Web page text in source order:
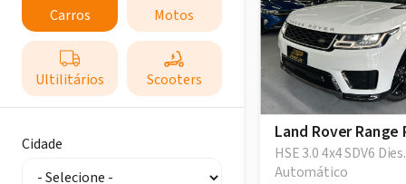
Carros Motos
Ultilitários Scooters
Cidade
Land Rover Range
HSE 3.0 4x4 SDV6 Dies.
Automático